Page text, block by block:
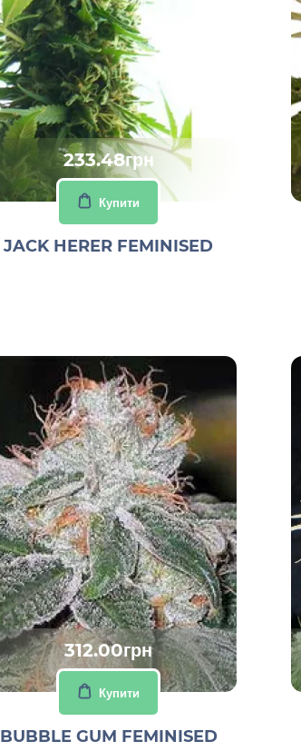
233.48грн
Купити
JACK HERER FEMINISED
312.00грн
Купити
BUBBLE GUM FEMINISED